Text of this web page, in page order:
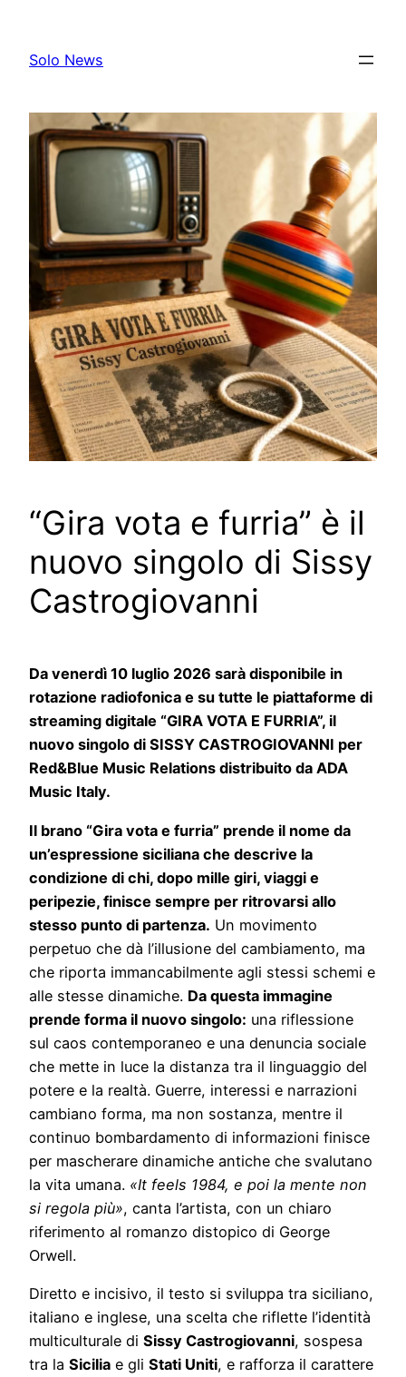
content
Solo News
“Gira vota e furria” è il
nuovo singolo di Sissy
Castrogiovanni
Da venerdì 10 luglio 2026 sarà disponibile in
rotazione radiofonica e su tutte le piattaforme di
streaming digitale “GIRA VOTA E FURRIA”, il
nuovo singolo di SISSY CASTROGIOVANNI per
Red&Blue Music Relations distribuito da ADA
Music Italy.
Il brano “Gira vota e furria” prende il nome da
un’espressione siciliana che descrive la
condizione di chi, dopo mille giri, viaggi e
peripezie, finisce sempre per ritrovarsi allo
stesso punto di partenza. Un movimento
perpetuo che dà l’illusione del cambiamento, ma
che riporta immancabilmente agli stessi schemi e
alle stesse dinamiche. Da questa immagine
prende forma il nuovo singolo: una riflessione
sul caos contemporaneo e una denuncia sociale
che mette in luce la distanza tra il linguaggio del
potere e la realtà. Guerre, interessi e narrazioni
cambiano forma, ma non sostanza, mentre il
continuo bombardamento di informazioni finisce
per mascherare dinamiche antiche che svalutano
la vita umana. «It feels 1984, e poi la mente non
si regola più», canta l’artista, con un chiaro
riferimento al romanzo distopico di George
Orwell.
Diretto e incisivo, il testo si sviluppa tra siciliano,
italiano e inglese, una scelta che riflette l’identità
multiculturale di Sissy Castrogiovanni, sospesa
tra la Sicilia e gli Stati Uniti, e rafforza il carattere